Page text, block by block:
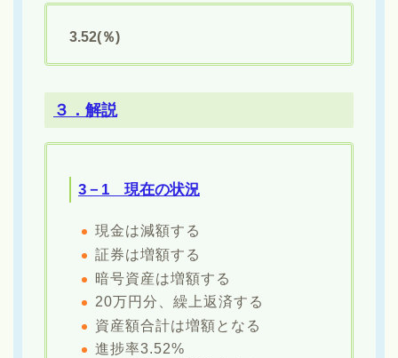
3.52(％)
３．解説
3－1 現在の状況
現金は減額する
証券は増額する
暗号資産は増額する
20万円分、繰上返済する
資産額合計は増額となる
進捗率3.52%